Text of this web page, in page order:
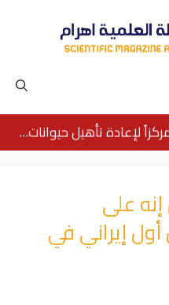
حرائق الغابات تحاصر مركزاً لإعادة تأهيل حيوانات الأورانجوتان في بورنيو
على
إيراني في